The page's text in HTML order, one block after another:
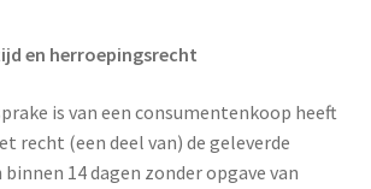
en herroepingsrecht
is van een consumentenkoop heeft
recht (een deel van) de geleverde
14 dagen zonder opgave van